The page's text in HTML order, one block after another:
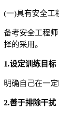
(一)具有安全工
备考安全工程
择的采用。
1.设定训练目标
明确自己在一
2.善于排除干扰